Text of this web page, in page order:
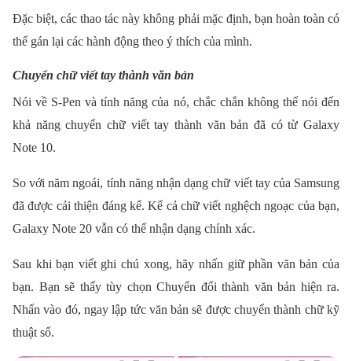
Đặc biệt, các thao tác này không phải mặc định, bạn hoàn toàn có
thể gán lại các hành động theo ý thích của mình.
Chuyển chữ viết tay thành văn bản
Nói về S-Pen và tính năng của nó, chắc chắn không thể nói đến
khả năng chuyển chữ viết tay thành văn bản đã có từ Galaxy
Note 10.
So với năm ngoái, tính năng nhận dạng chữ viết tay của Samsung
đã được cải thiện đáng kể. Kể cả chữ viết nghệch ngoạc của bạn,
Galaxy Note 20 vẫn có thể nhận dạng chính xác.
Sau khi bạn viết ghi chú xong, hãy nhấn giữ phần văn bản của
bạn. Bạn sẽ thấy tùy chọn Chuyển đổi thành văn bản hiện ra.
Nhấn vào đó, ngay lập tức văn bản sẽ được chuyển thành chữ kỹ
thuật số.